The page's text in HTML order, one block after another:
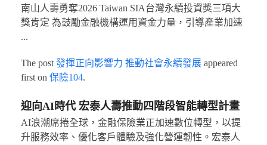
南山人壽勇奪2026 Taiwan SIA台灣永續投資獎三項大
獎肯定 為鼓勵金融機構運用資金力量，引導產業加速
...
The post 發揮正向影響力 推動社會永續發展appeared
first on 保險104.
迎向AI時代 宏泰人壽推動四階段智能轉型計畫
AI浪潮席捲全球，金融保險業正加速數位轉型，以提
升服務效率、優化客戶體驗及強化營運韌性。宏泰人